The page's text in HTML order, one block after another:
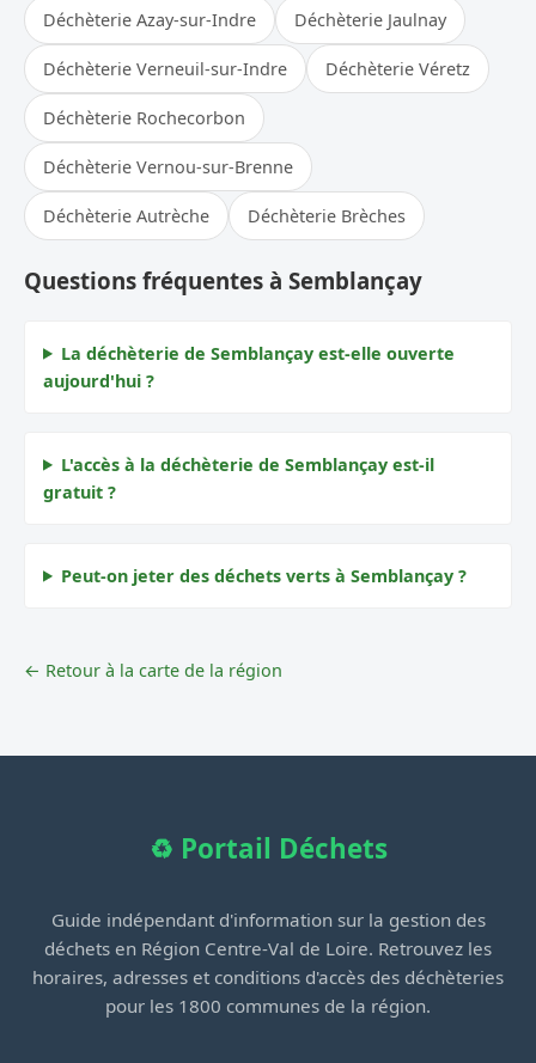
Déchèterie Azay-sur-Indre Déchèterie Jaulnay
Déchèterie Verneuil-sur-Indre Déchèterie Véretz
Déchèterie Rochecorbon
Déchèterie Vernou-sur-Brenne
Déchèterie Autrèche Déchèterie Brèches
Questions fréquentes à Semblançay
La déchèterie de Semblançay est-elle ouverte
aujourd'hui ?
L'accès à la déchèterie de Semblançay est-il
gratuit ?
Peut-on jeter des déchets verts à Semblançay ?
← Retour à la carte de la région
♻️ Portail Déchets
Guide indépendant d'information sur la gestion des
déchets en Région Centre-Val de Loire. Retrouvez les
horaires, adresses et conditions d'accès des déchèteries
pour les 1800 communes de la région.